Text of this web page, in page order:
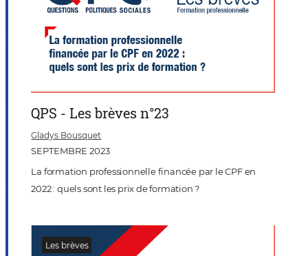
QPS - Les brèves n°23
Gladys Bousquet
SEPTEMBRE 2023
La formation professionnelle financée par le CPF en
2022 : quels sont les prix de formation ?
Les brèves